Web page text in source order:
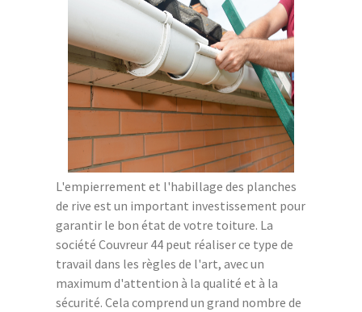
L'empierrement et l'habillage des planches
de rive est un important investissement pour
garantir le bon état de votre toiture. La
société Couvreur 44 peut réaliser ce type de
travail dans les règles de l'art, avec un
maximum d'attention à la qualité et à la
sécurité. Cela comprend un grand nombre de